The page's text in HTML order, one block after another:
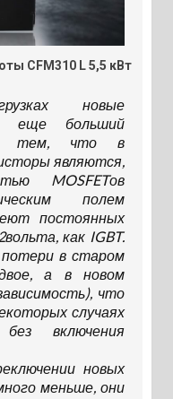
CFM310 L 5,5 кВт
новые
еще больший
тем, что в
являются,
MOSFETов
полем
постоянных
как IGBT.
потери в старом
а в новом
что
случаях
включения
новых
меньше, они